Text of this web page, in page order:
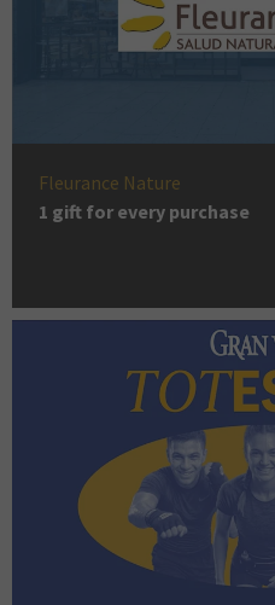
Fleurance Nature
1 gift for every purchase